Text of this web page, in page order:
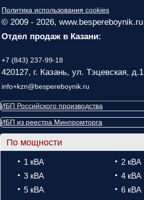
Политика использования cookies
© 2009 - 2026, www.bespereboynik.ru
Отдел продаж в Казани:
+7 (843) 237-99-18
420127, г. Казань, ул. Тэцевская,
info+kzn@bespereboynik.ru
ИБП Российского производства
ИБП из реестра Минпромторга
По мощности
1 кВА
2 кВА
3 кВА
4 кВА
5 кВА
6 кВА